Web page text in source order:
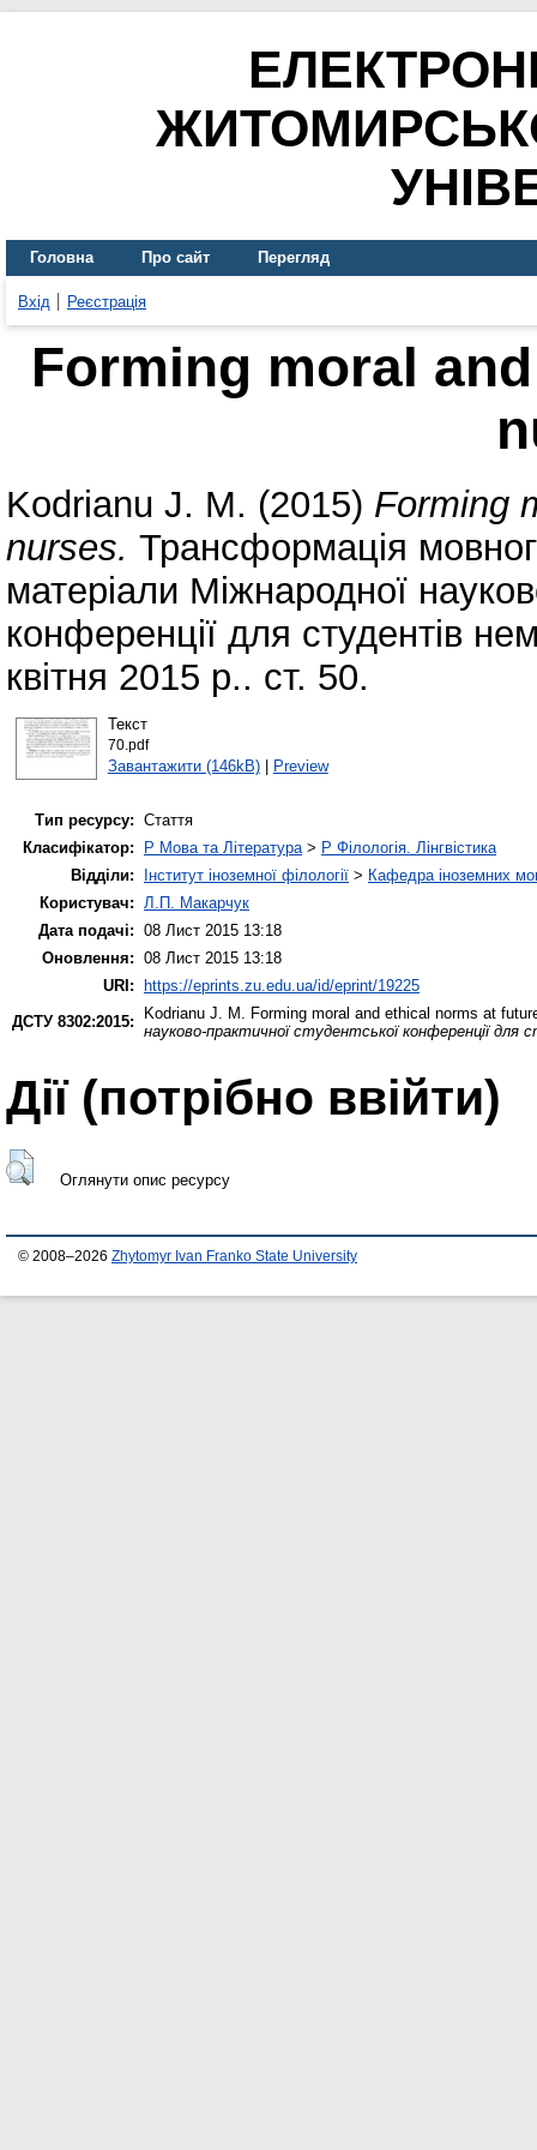
Головна Про сайт Перегляд
Вхід Реєстрація
Forming moral
Kodrianu J. M. (2015) Forming
nurses. Трансформація
матеріали Міжнародної
конференції для студентів
квітня 2015 р.. ст. 50.
Текст
70.pdf
Завантажити (146kB)| Preview
Тип ресурсу: Стаття
Класифікатор:
P Мова та Література> P Філологія. Лінгвістика
Відділи:
Інститут іноземної філології > Кафедра іноземних
Користувач: Л.П. Макарчук
Дата подачі: 08 Лист 2015 13:18
Оновлення: 08 Лист 2015 13:18
URI:
https://eprints.zu.edu.ua/id/eprint/19225
ДСТУ 8302:2015:
Kodrianu J. M. Forming moral and ethical norms at
науково-практичної студентської конференції
Дії ​​(потрібно ввійти)
Оглянути опис ресурсу
© 2008–2026 Zhytomyr Ivan Franko State University